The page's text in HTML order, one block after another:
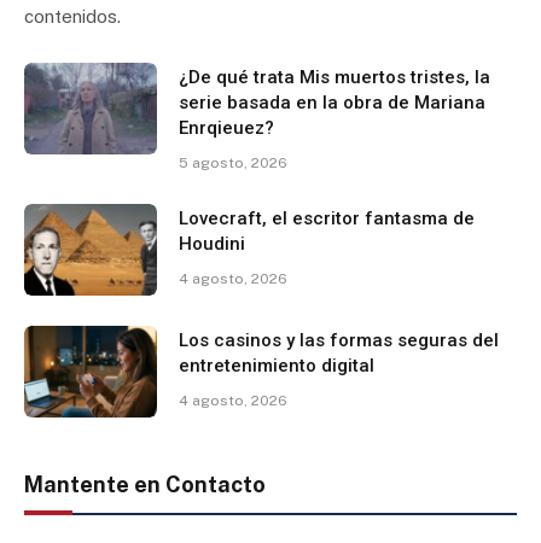
contenidos.
¿De qué trata Mis muertos tristes, la
serie basada en la obra de Mariana
Enrqieuez?
5 agosto, 2026
Lovecraft, el escritor fantasma de
Houdini
4 agosto, 2026
Los casinos y las formas seguras del
entretenimiento digital
4 agosto, 2026
Mantente en Contacto